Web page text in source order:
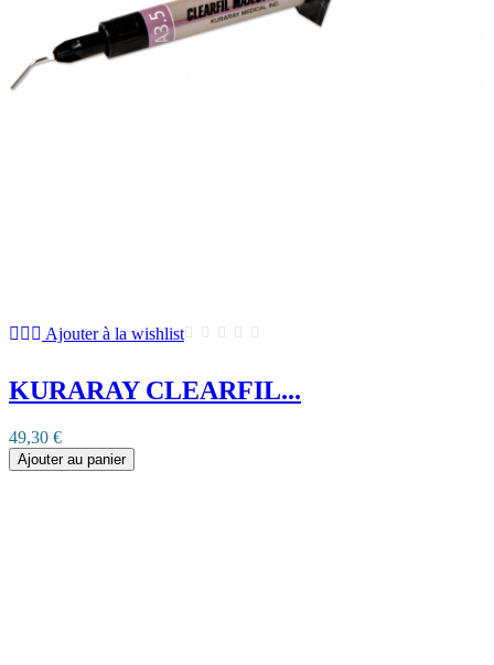
Ajouter à la wishlist
KURARAY CLEARFIL...
49,30 €
Ajouter au panier